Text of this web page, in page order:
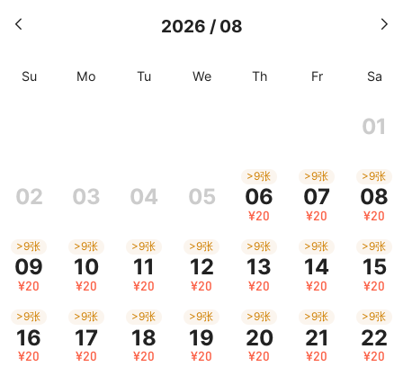
2026 / 08
Su Mo Tu We Th Fr Sa
01
02 03 04 05
>9张
06
¥20
>9张
07
¥20
>9张
08
¥20
>9张
09
¥20
>9张
10
¥20
>9张
11
¥20
>9张
12
¥20
>9张
13
¥20
>9张
14
¥20
>9张
15
¥20
>9张
16
¥20
>9张
17
¥20
>9张
18
¥20
>9张
19
¥20
>9张
20
¥20
>9张
21
¥20
>9张
22
¥20